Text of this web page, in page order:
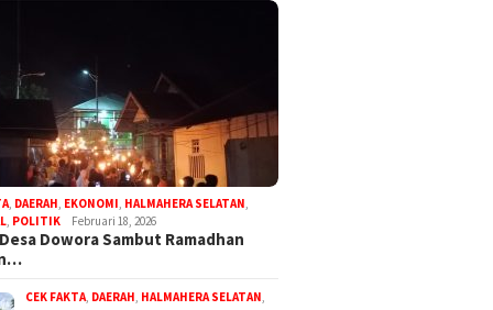
, DAERAH, EKONOMI, HALMAHERA SELATAN,
, POLITIK Februari 18, 2026
Dowora Sambut Ramadhan
CEK FAKTA, DAERAH, HALMAHERA SELATAN,